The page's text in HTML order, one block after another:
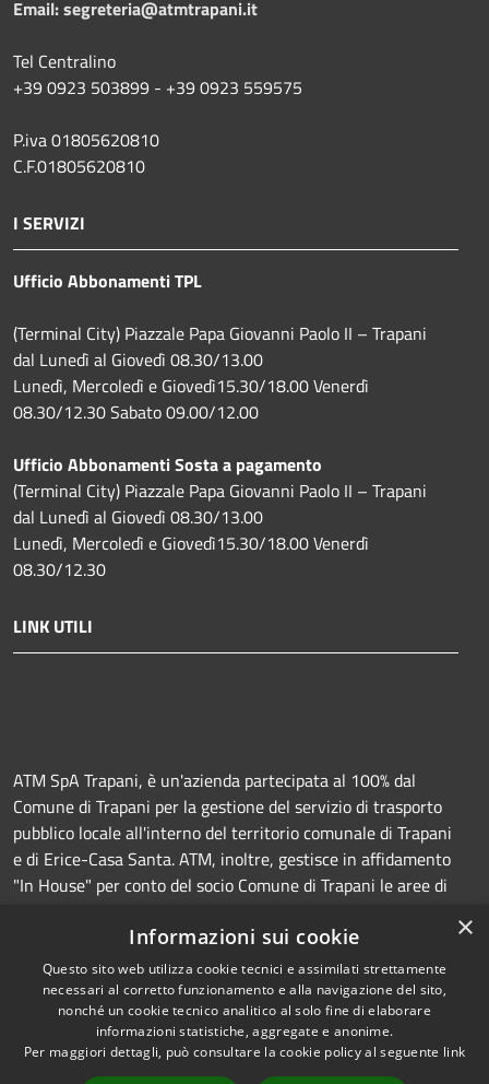
Email:segreteria@atmtrapani.it
Tel Centralino
+39 0923 503899 - +39 0923 559575
P.iva 01805620810
C.F.01805620810
I SERVIZI
Ufficio Abbonamenti TPL
(Terminal City) Piazzale Papa Giovanni Paolo II – Trapani
dal Lunedì al Giovedì 08.30/13.00
Lunedì, Mercoledì e Giovedì15.30/18.00 Venerdì
08.30/12.30 Sabato 09.00/12.00
Ufficio Abbonamenti Sosta a pagamento
(Terminal City) Piazzale Papa Giovanni Paolo II – Trapani
dal Lunedì al Giovedì 08.30/13.00
Lunedì, Mercoledì e Giovedì15.30/18.00 Venerdì
08.30/12.30
LINK UTILI
ATM SpA Trapani, è un'azienda partecipata al 100% dal
Comune di Trapani per la gestione del servizio di trasporto
pubblico locale all'interno del territorio comunale di Trapani
e di Erice-Casa Santa. ATM, inoltre, gestisce in affidamento
"In House" per conto del socio Comune di Trapani le aree di
manutenzione della segnaletica orizzontale e verticale.
RSS
Accessibilità
Copyright © 2026 • Azienda
Trasporti e Mobilità • Powered
×
Informazioni sui cookie
Questo sito web utilizza cookie tecnici e assimilati strettamente
necessari al corretto funzionamento e alla navigazione del sito,
nonché un cookie tecnico analitico al solo fine di elaborare
informazioni statistiche, aggregate e anonime.
Per maggiori dettagli, può consultare la cookie policy al seguente link